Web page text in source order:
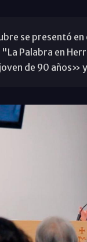
se presentó
Palabra en
de 90